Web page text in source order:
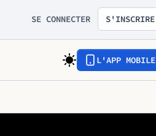
SE CONNECTER S'INSCRIRE
L'APP MOBILE